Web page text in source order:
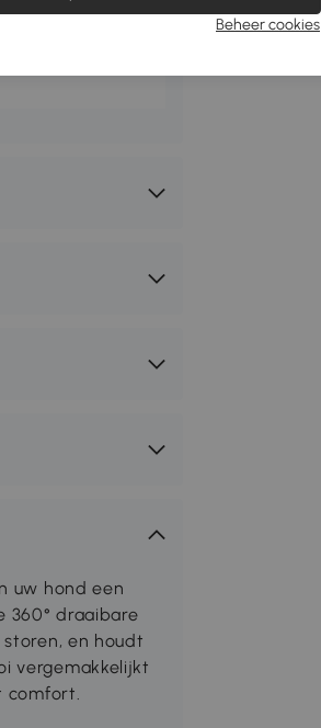
uw hond een
360° draaibare
en houdt
vergemakkelijkt
comfort.
Beheer cookies